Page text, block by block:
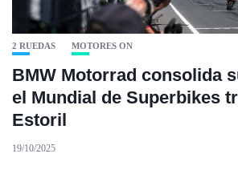
2 RUEDAS MOTORES ON
BMW Motorrad consolida
el Mundial de Superbikes
Estoril
19/10/2025